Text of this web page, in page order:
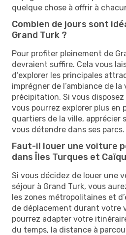
quelque chose à offrir à
Combien de jours sont
Grand Turk ?
Pour profiter pleinement de
devraient suffire. Cela vous
d’explorer les principales
imprégner de l’ambiance de la
précipitation. Si vous
vous pourrez explorer plus en
quartiers de la ville, apprécier
vous détendre dans ses parcs.
Faut-il louer une voiture
dans Îles Turques et
Si vous décidez de louer une
séjour à Grand Turk, vous
les zones métropolitaines et
de déplacement durant votre
pourrez adapter votre
du temps, la distance à